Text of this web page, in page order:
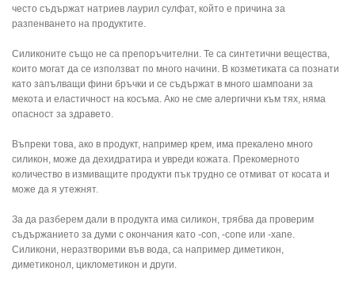
често съдържат натриев лаурил сулфат, който е причина за
разпенването на продуктите.
Силиконите също не са препоръчителни. Те са синтетични вещества,
които могат да се използват по много начини. В козметиката са познати
като запълващи фини бръчки и се съдържат в много шампоани за
мекота и еластичност на косъма. Ако не сме алергични към тях, няма
опасност за здравето.
Въпреки това, ако в продукт, например крем, има прекалено много
силикон, може да дехидратира и увреди кожата. Прекомерното
количество в измиващите продукти пък трудно се отмиват от косата и
може да я утежнят.
За да разберем дали в продукта има силикон, трябва да проверим
съдържанието за думи с окончания като -con, -cone или -xane.
Силикони, неразтворими във вода, са например диметикон,
диметиконол, циклометикон и други.